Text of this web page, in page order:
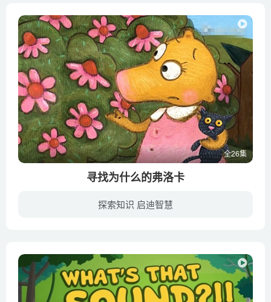
全26集
寻找为什么的弗洛卡
探索知识 启迪智慧